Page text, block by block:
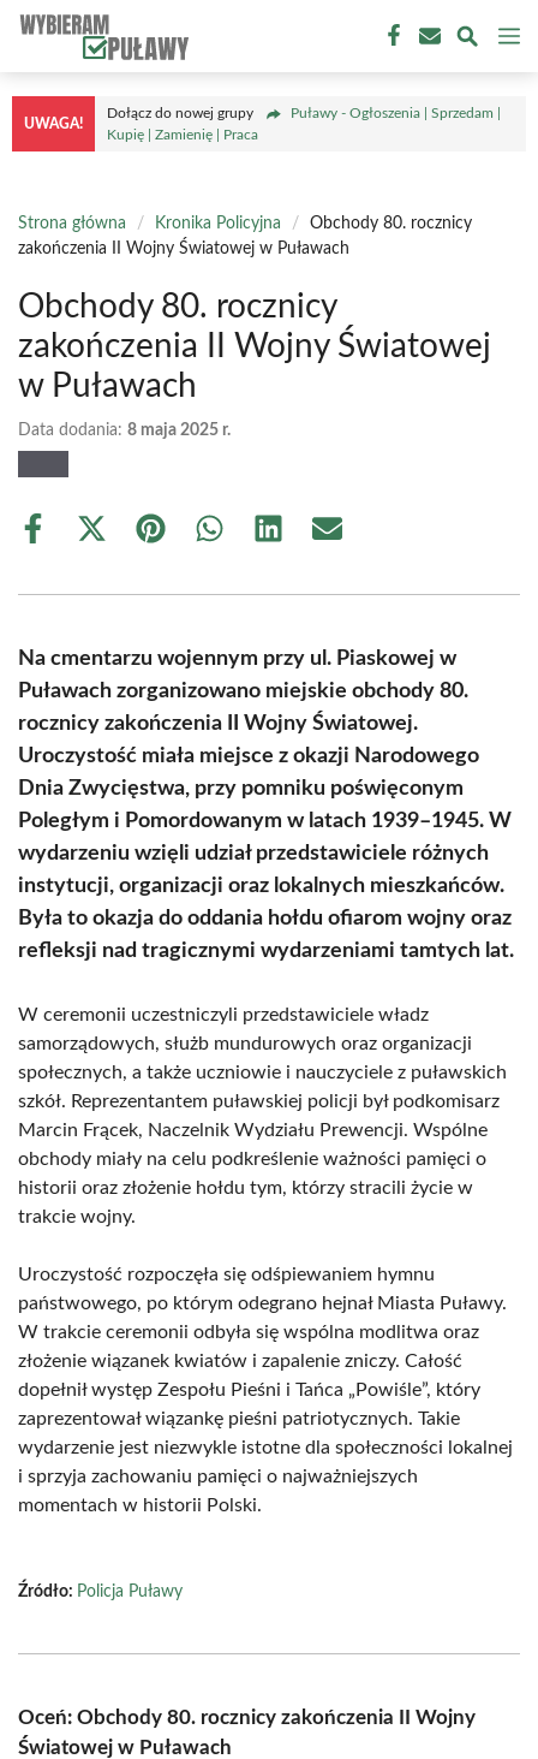
Przejdź
treści
UWAGA!
Dołącz do nowej grupy
Puławy - Ogłoszenia | Sprzedam |
Kupię | Zamienię | Praca
Strona główna / Kronika Policyjna /
Obchody 80. rocznicy
zakończenia II Wojny Światowej w Puławach
Obchody 80. rocznicy
zakończenia II Wojny Światowej
w Puławach
Data dodania: 8 maja 2025 r.
Share
Share
(Twitter)
Share Share Share Share
Na cmentarzu wojennym przy ul. Piaskowej w
Puławach zorganizowano miejskie obchody 80.
rocznicy zakończenia II Wojny Światowej.
Uroczystość miała miejsce z okazji Narodowego
Dnia Zwycięstwa, przy pomniku poświęconym
Poległym i Pomordowanym w latach 1939–1945. W
wydarzeniu wzięli udział przedstawiciele różnych
instytucji, organizacji oraz lokalnych mieszkańców.
Była to okazja do oddania hołdu ofiarom wojny oraz
refleksji nad tragicznymi wydarzeniami tamtych lat.
W ceremonii uczestniczyli przedstawiciele władz
samorządowych, służb mundurowych oraz organizacji
społecznych, a także uczniowie i nauczyciele z puławskich
szkół. Reprezentantem puławskiej policji był podkomisarz
Marcin Frącek, Naczelnik Wydziału Prewencji. Wspólne
obchody miały na celu podkreślenie ważności pamięci o
historii oraz złożenie hołdu tym, którzy stracili życie w
trakcie wojny.
Uroczystość rozpoczęła się odśpiewaniem hymnu
państwowego, po którym odegrano hejnał Miasta Puławy.
W trakcie ceremonii odbyła się wspólna modlitwa oraz
złożenie wiązanek kwiatów i zapalenie zniczy. Całość
dopełnił występ Zespołu Pieśni i Tańca „Powiśle”, który
zaprezentował wiązankę pieśni patriotycznych. Takie
wydarzenie jest niezwykle istotne dla społeczności lokalnej
i sprzyja zachowaniu pamięci o najważniejszych
momentach w historii Polski.
Źródło: Policja Puławy
Oceń: Obchody 80. rocznicy zakończenia II Wojny
Światowej w Puławach